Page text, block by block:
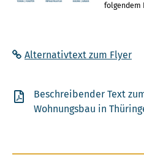
folgendem
Alternativtext zum Flyer
Beschreibender Text
Wohnungsbau in